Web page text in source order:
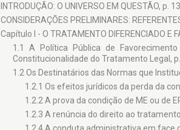
INTRODUÇÃO: O UNIVERSO EM QUESTÃO, p. 13
CONSIDERAÇÕES PRELIMINARES:
Capítulo I - O TRATAMENTO DIFERENCIADO E
1.1 A Política Pública de
Constitucionalidade do Tratamento Legal,
1.2 Os Destinatários das Normas que
1.2.1 Os efeitos jurídicos da perda da
1.2.2 A prova da condição de ME ou de
1.2.3 A renúncia do direito ao